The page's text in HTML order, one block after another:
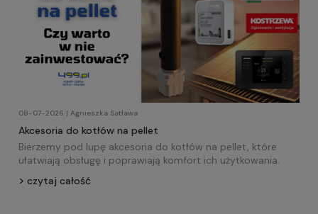
08-07-2026 | Agnieszka Satława
Akcesoria do kotłów na pellet
Bierzemy pod lupę akcesoria do kotłów na pellet, które
ułatwiają obsługę i poprawiają komfort ich użytkowania.
czytaj całość